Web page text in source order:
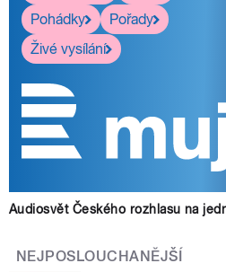
Pohádky
Pořady
Živé vysílání
Audiosvět Českého rozhlasu na
NEJPOSLOUCHANĚJŠÍ